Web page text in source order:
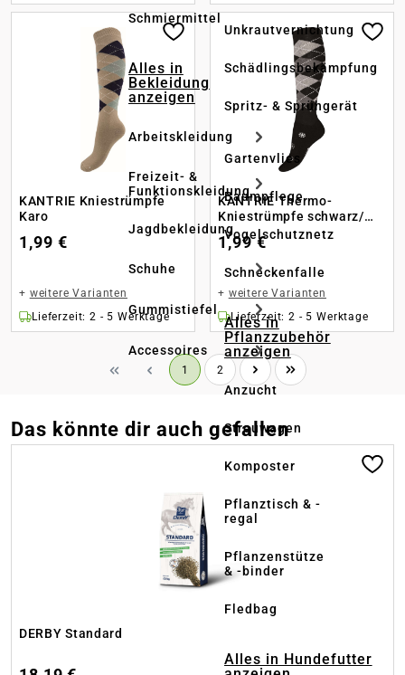
Schmiermittel
Alles in
Bekleidung
anzeigen
Arbeitskleidung
Freizeit- &
Funktionskleidung
Jagdbekleidung
Schuhe
Gummistiefel
Accessoires
Unkrautvernichtung
Schädlingsbekämpfung
Spritz- & Sprühgerät
Gartenvlies
Baumpflege
Vogelschutznetz
Schneckenfalle
Alles in
Pflanzzubehör
anzeigen
Anzucht
Streuwagen
Komposter
Pflanztisch & -
regal
Pflanzenstütze
& -binder
Fledbag
Alles in Hundefutter
KANTRIE Kniestrümpfe
Karo
1,99 €
+ weitere Varianten
Lieferzeit: 2 - 5 Werktage
KANTRIE Thermo-
Kniestrümpfe schwarz/
marine/ grau
1,99 €
+ weitere Varianten
Lieferzeit: 2 - 5 Werktage
Seite
1 Seite
2
Das könnte dir auch gefallen
DERBY Standard